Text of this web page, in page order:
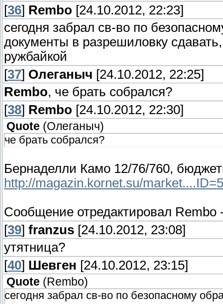
[36] Rembo [24.10.2012, 22:23]
сегодня забрал св-во по
документы в разрешиловку
ружбайкой
[37] Олеганыч [24.10.2012, 22:25]
Rembo, че брать собрался?
[38] Rembo [24.10.2012, 22:30]
Quote (Олеганыч)
че брать собрался?
Бернаделли Камо 12/76/760,
http://magazin.kornet.su/
Сообщение отредактировал Rembo
[39] franzus [24.10.2012, 23:08]
утятница?
[40] Шевген [24.10.2012, 23:15]
Quote ( Rembo)
сегодня забрал св-во по безопасному